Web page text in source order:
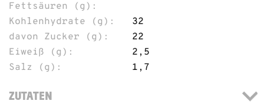
Fettsäuren (g):
Kohlenhydrate (g):
32
davon Zucker (g):
22
Eiweiß (g):
2,5
Salz (g):
1,7
ZUTATEN